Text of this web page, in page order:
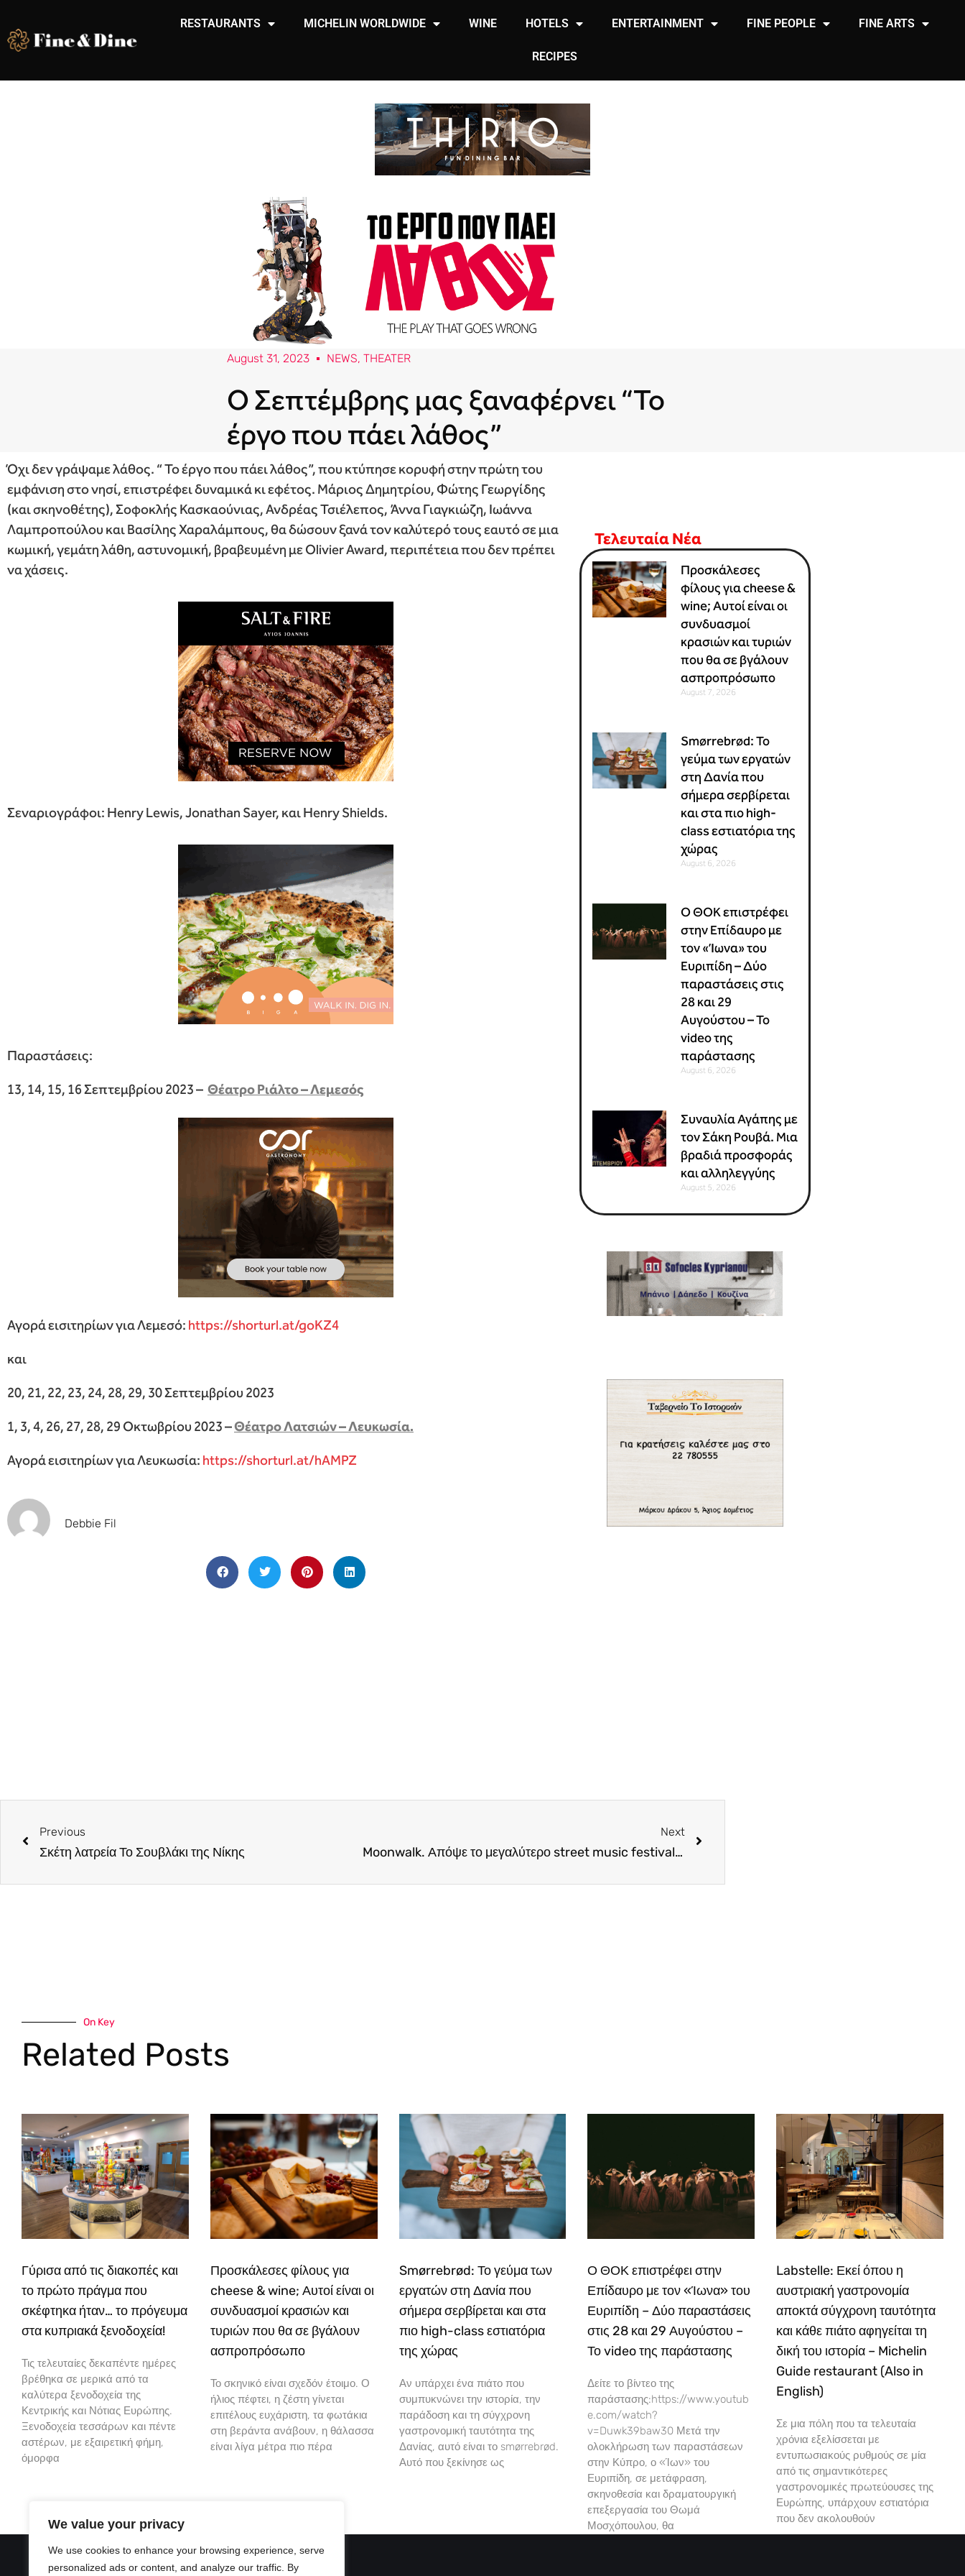
We value your privacy
We use cookies to enhance your browsing experience, serve
personalized ads or content, and analyze our traffic. By
RESTAURANTS MICHELIN WORLDWIDE WINE HOTELS ENTERTAINMENT FINE PEOPLE FINE ARTS
RECIPES
August 31, 2023 NEWS, THEATER
O Σεπτέμβρης μας ξαναφέρνει “To
έργο που πάει λάθος”
Όχι δεν γράψαμε λάθος. “ To έργο που πάει λάθος”, που κτύπησε κορυφή στην πρώτη του
εμφάνιση στο νησί, επιστρέφει δυναμικά κι εφέτος. Μάριος Δημητρίου, Φώτης Γεωργίδης
(και σκηνοθέτης), Σοφοκλής Κασκαούνιας, Ανδρέας Τσιέλεπος, Άννα Γιαγκιώζη, Ιωάννα
Λαμπροπούλου και Βασίλης Χαραλάμπους, θα δώσουν ξανά τον καλύτερό τους εαυτό σε μια
κωμική, γεμάτη λάθη, αστυνομική, βραβευμένη με Olivier Award, περιπέτεια που δεν πρέπει
να χάσεις.
Σεναριογράφοι: Henry Lewis, Jonathan Sayer, και Henry Shields.
Παραστάσεις:
13, 14, 15, 16 Σεπτεμβρίου 2023 – Θέατρο Ριάλτο – Λεμεσός
Αγορά εισιτηρίων για Λεμεσό: https://shorturl.at/goKZ4
και
20, 21, 22, 23, 24, 28, 29, 30 Σεπτεμβρίου 2023
1, 3, 4, 26, 27, 28, 29 Οκτωβρίου 2023 –Θέατρο Λατσιών – Λευκωσία.
Αγορά εισιτηρίων για Λευκωσία: https://shorturl.at/hAMPZ
Debbie Fil
Τελευταία Νέα
Προσκάλεσες
φίλους για cheese &
wine; Αυτοί είναι οι
συνδυασμοί
κρασιών και τυριών
που θα σε βγάλουν
ασπροπρόσωπο
August 7, 2026
Smørrebrød: Το
γεύμα των εργατών
στη Δανία που
σήμερα σερβίρεται
και στα πιο high-
class εστιατόρια της
χώρας
August 6, 2026
Ο ΘΟΚ επιστρέφει
στην Επίδαυρο με
τον «Ίωνα» του
Ευριπίδη – Δύο
παραστάσεις στις
28 και 29
Αυγούστου – Το
video της
παράστασης
August 6, 2026
Συναυλία Αγάπης με
τον Σάκη Ρουβά. Μια
βραδιά προσφοράς
και αλληλεγγύης
August 5, 2026
Previous
Σκέτη λατρεία Το Σουβλάκι της Νίκης
Next
Moonwalk. Απόψε το μεγαλύτερο street music festival του νησιού
On Key
Related Posts
Γύρισα από τις διακοπές και
το πρώτο πράγμα που
σκέφτηκα ήταν… το πρόγευμα
στα κυπριακά ξενοδοχεία!
Τις τελευταίες δεκαπέντε ημέρες
βρέθηκα σε μερικά από τα
καλύτερα ξενοδοχεία της
Κεντρικής και Νότιας Ευρώπης.
Ξενοδοχεία τεσσάρων και πέντε
αστέρων, με εξαιρετική φήμη,
όμορφα
Προσκάλεσες φίλους για
cheese & wine; Αυτοί είναι οι
συνδυασμοί κρασιών και
τυριών που θα σε βγάλουν
ασπροπρόσωπο
Το σκηνικό είναι σχεδόν έτοιμο. Ο
ήλιος πέφτει, η ζέστη γίνεται
επιτέλους ευχάριστη, τα φωτάκια
στη βεράντα ανάβουν, η θάλασσα
είναι λίγα μέτρα πιο πέρα
Smørrebrød: Το γεύμα των
εργατών στη Δανία που
σήμερα σερβίρεται και στα
πιο high-class εστιατόρια
της χώρας
Αν υπάρχει ένα πιάτο που
συμπυκνώνει την ιστορία, την
παράδοση και τη σύγχρονη
γαστρονομική ταυτότητα της
Δανίας, αυτό είναι το smørrebrød.
Αυτό που ξεκίνησε ως
Ο ΘΟΚ επιστρέφει στην
Επίδαυρο με τον «Ίωνα» του
Ευριπίδη – Δύο παραστάσεις
στις 28 και 29 Αυγούστου –
Το video της παράστασης
Δείτε το βίντεο της
παράστασης:https://www.youtub
e.com/watch?
v=Duwk39baw30 Μετά την
ολοκλήρωση των παραστάσεων
στην Κύπρο, ο «Ίων» του
Ευριπίδη, σε μετάφραση,
σκηνοθεσία και δραματουργική
επεξεργασία του Θωμά
Μοσχόπουλου, θα
Labstelle: Εκεί όπου η
αυστριακή γαστρονομία
αποκτά σύγχρονη ταυτότητα
και κάθε πιάτο αφηγείται τη
δική του ιστορία – Michelin
Guide restaurant (Also in
English)
Σε μια πόλη που τα τελευταία
χρόνια εξελίσσεται με
εντυπωσιακούς ρυθμούς σε μία
από τις σημαντικότερες
γαστρονομικές πρωτεύουσες της
Ευρώπης, υπάρχουν εστιατόρια
που δεν ακολουθούν